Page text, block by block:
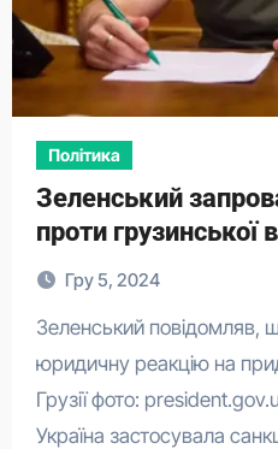
Політика
Зеленський
проти грузинської
Гру 5, 2024
Зеленський повідомляв, що Україна готує
юридичну реакцію на
Грузії фото:
Україна застосувала